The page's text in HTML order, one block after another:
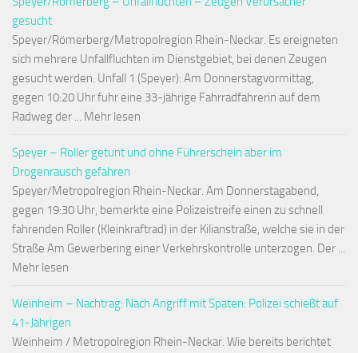
gesucht
Speyer/Römerberg/Metropolregion Rhein-Neckar. Es ereigneten
sich mehrere Unfallfluchten im Dienstgebiet, bei denen Zeugen
gesucht werden. Unfall 1 (Speyer): Am Donnerstagvormittag,
gegen 10:20 Uhr fuhr eine 33-jährige Fahrradfahrerin auf dem
Radweg der ... Mehr lesen
Speyer – Roller getunt und ohne Führerschein aber im
Drogenrausch gefahren
Speyer/Metropolregion Rhein-Neckar. Am Donnerstagabend,
gegen 19:30 Uhr, bemerkte eine Polizeistreife einen zu schnell
fahrenden Roller (Kleinkraftrad) in der Kilianstraße, welche sie in der
Straße Am Gewerbering einer Verkehrskontrolle unterzogen. Der ...
Mehr lesen
Weinheim – Nachtrag: Nach Angriff mit Spaten: Polizei schießt auf
41-Jährigen
Weinheim / Metropolregion Rhein-Neckar. Wie bereits berichtet